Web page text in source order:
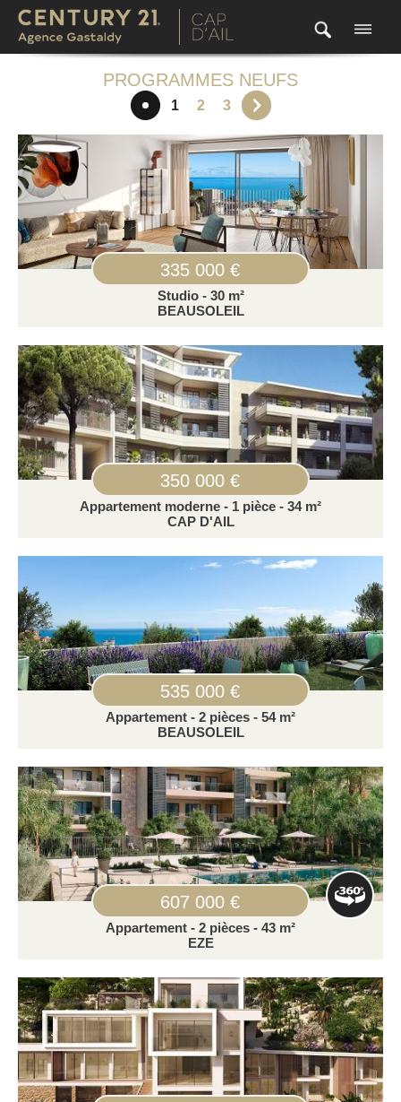
PROGRAMMES NEUFS
1 2 3
335 000 €
Studio - 30 m²
BEAUSOLEIL
350 000 €
Appartement moderne - 1 pièce - 34 m²
CAP D'AIL
535 000 €
Appartement - 2 pièces - 54 m²
BEAUSOLEIL
607 000 €
Appartement - 2 pièces - 43 m²
EZE